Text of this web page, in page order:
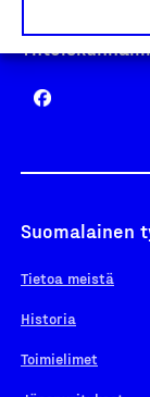
Suomalainen
Tietoa meistä
Historia
Toimielimet